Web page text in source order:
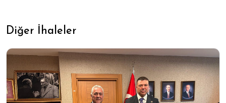
Diğer İhaleler